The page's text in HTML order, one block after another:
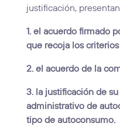
justificación,
1. el acuerdo firmado
que recoja los
2. el acuerdo de la
3. la justificación de
administrativo de
tipo de autoconsumo.